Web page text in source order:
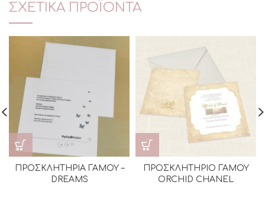
ΣΧΕΤΙΚΆ ΠΡΟΪΌΝΤΑ
ΠΡΟΣΚΛΗΤΗΡΙΑ ΓΑΜΟΥ –
DREAMS
ΠΡΟΣΚΛΗΤΗΡΙΟ ΓΑΜΟΥ
ORCHID CHANEL